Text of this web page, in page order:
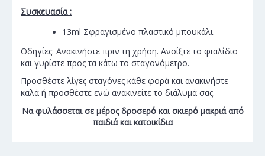
Συσκευασία :
13ml Σφραγισμένο πλαστικό μπουκάλι
Οδηγίες: Ανακινήστε πριν τη χρήση. Ανοίξτε το φιαλίδιο
και γυρίστε προς τα κάτω το σταγονόμετρο.
Προσθέστε λίγες σταγόνες κάθε φορά και ανακινήστε
καλά ή προσθέστε ενώ ανακινείτε το διάλυμά σας.
Να φυλάσσεται σε μέρος δροσερό και σκιερό μακριά από
παιδιά και κατοικίδια